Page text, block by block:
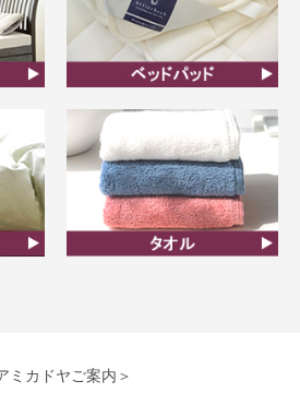
ミカドヤご案内＞